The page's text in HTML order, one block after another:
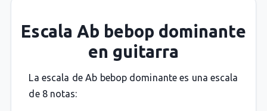
Escala Ab bebop dominante
en guitarra
La escala de Ab bebop dominante es una escala
de 8 notas: